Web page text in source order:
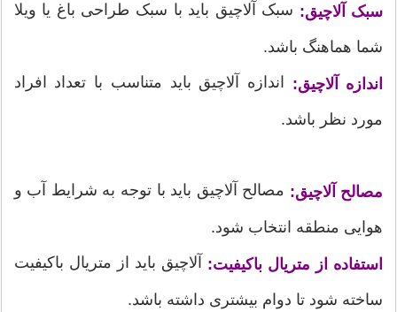
سبک آلاچیق: سبک آلاچیق باید با سبک طراحی باغ یا ویلا
شما هماهنگ باشد.
اندازه آلاچیق: اندازه آلاچیق باید متناسب با تعداد افراد
مورد نظر باشد.
مصالح آلاچیق: مصالح آلاچیق باید با توجه به شرایط آب و
هوایی منطقه انتخاب شود.
استفاده از متریال باکیفیت: آلاچیق باید از متریال باکیفیت
ساخته شود تا دوام بیشتری داشته باشد.